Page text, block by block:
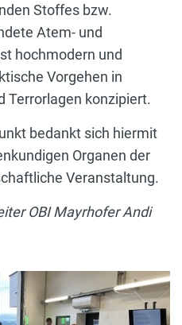
Stoffes bzw.
Atem- und
hochmodern und
Vorgehen in
Terrorlagen konzipiert.
bedankt sich hiermit
Organen der
Veranstaltung.
OBI Mayrhofer Andi